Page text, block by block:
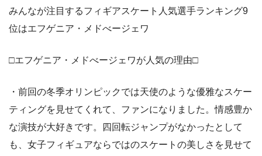
みんなが注目するフィギアスケート人気選手ランキング9
位はエフゲニア・メドべージェワ
□エフゲニア・メドべージェワが人気の理由□
・前回の冬季オリンピックでは天使のような優雅なスケー
ティングを見せてくれて、ファンになりました。情感豊か
な演技が大好きです。四回転ジャンプがなかったとして
も、女子フィギュアならではのスケートの美しさを見せて